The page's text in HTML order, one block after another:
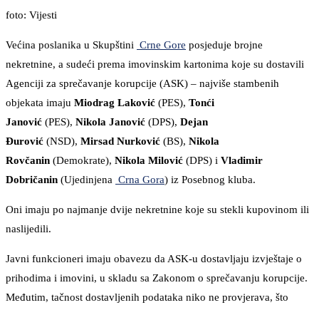
foto: Vijesti
Većina poslanika u Skupštini Crne Gore posjeduje brojne
nekretnine, a sudeći prema imovinskim kartonima koje su dostavili
Agenciji za sprečavanje korupcije (ASK) – najviše stambenih
objekata imaju Miodrag Laković (PES), Tonći
Janović (PES), Nikola Janović (DPS), Dejan
Đurović (NSD), Mirsad Nurković (BS), Nikola
Rovčanin (Demokrate), Nikola Milović (DPS) i Vladimir
Dobričanin (Ujedinjena Crna Gora) iz Posebnog kluba.
Oni imaju po najmanje dvije nekretnine koje su stekli kupovinom ili
naslijedili.
Javni funkcioneri imaju obavezu da ASK-u dostavljaju izvještaje o
prihodima i imovini, u skladu sa Zakonom o sprečavanju korupcije.
Međutim, tačnost dostavljenih podataka niko ne provjerava, što